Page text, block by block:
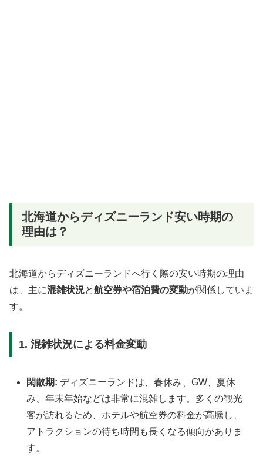
北海道からディズニーランド安い時期の
理由は？
北海道からディズニーランドへ行く際の安い時期の理由
は、主に混雑状況と航空券や宿泊費の変動が関係していま
す。
1. 混雑状況による料金変動
閑散期: ディズニーランドは、春休み、GW、夏休
み、年末年始などは非常に混雑します。多くの観光
客が訪れるため、ホテルや航空券の料金が高騰し、
アトラクションの待ち時間も長くなる傾向がありま
す。